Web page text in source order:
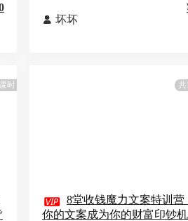
 坏坏
时
 8堂收钱魔力文案特训营
你的文案成为你的财富印钞